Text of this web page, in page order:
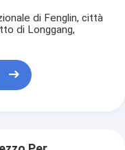
di Fenglin, città
di Longgang,